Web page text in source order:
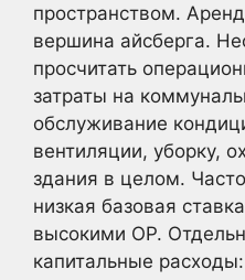
пространством.
вершина айсберга.
просчитать
затраты на
обслуживание
вентиляции, уборку,
здания в целом.
низкая базовая
высокими ОР.
капитальные